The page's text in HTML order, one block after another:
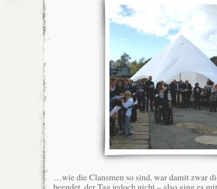
…wie die Clansmen so sind, war damit zwar
beendet, der Tag jedoch nicht – also ging es